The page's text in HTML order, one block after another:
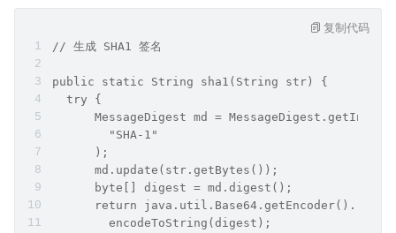
// 生成 SHA1 签名
public static String sha1(String str) {
  try {
MessageDigest md =
        "SHA-1"
      );
      md.update(str.getBytes());
      byte[] digest = md.digest();
      return java.util.Base64.getEncoder().
        encodeToString(digest);
复制代码